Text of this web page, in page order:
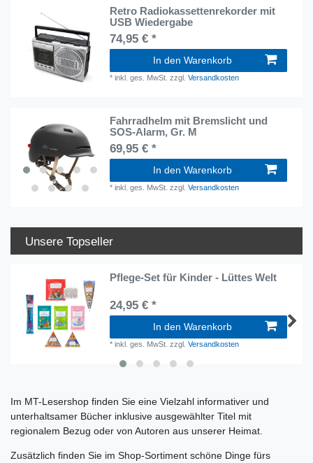
Retro Radiokassettenrekorder mit
USB Wiedergabe
74,95 € *
In den Warenkorb
*inkl. ges. MwSt. zzgl.Versandkosten
Fahrradhelm mit Bremslicht und
SOS-Alarm, Gr. M
69,95 € *
In den Warenkorb
*inkl. ges. MwSt. zzgl.Versandkosten
Unsere Topseller
Pflege-Set für Kinder - Lüttes Welt
24,95 € *
In den Warenkorb
*inkl. ges. MwSt. zzgl.Versandkosten
Im MT-Lesershop finden Sie eine Vielzahl informativer und
unterhaltsamer Bücher inklusive ausgewählter Titel mit
regionalem Bezug oder von Autoren aus unserer Heimat.
Zusätzlich finden Sie im Shop-Sortiment schöne Dinge fürs